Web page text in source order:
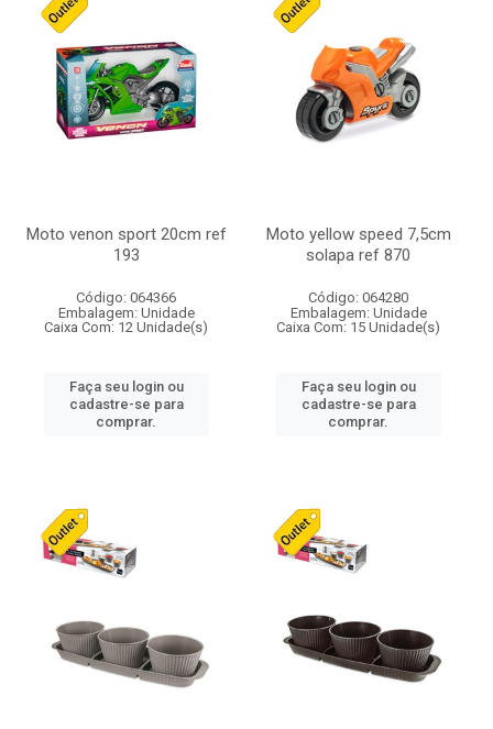
Moto venon sport 20cm ref
193
Código: 064366
Embalagem: Unidade
Caixa Com: 12 Unidade(s)
Faça seu login ou
cadastre-se para
comprar.
Moto yellow speed 7,5cm
solapa ref 870
Código: 064280
Embalagem: Unidade
Caixa Com: 15 Unidade(s)
Faça seu login ou
cadastre-se para
comprar.